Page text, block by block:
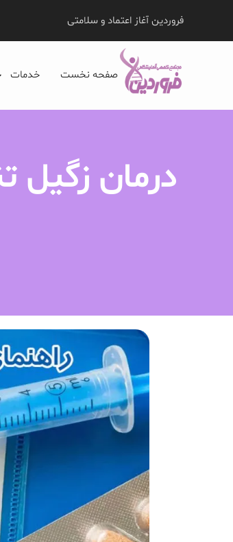
فروردین آغاز اعتماد و سلامتی
صفحه نخست خدمات
درمان زگیل